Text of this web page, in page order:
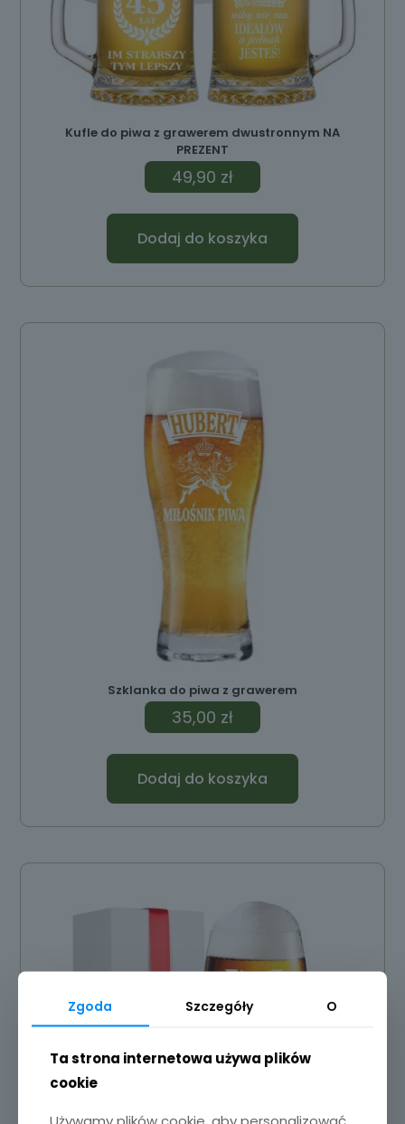
Kufle do piwa z grawerem dwustronnym NA
PREZENT
49,90 zł
Dodaj do koszyka
Szklanka do piwa z grawerem
35,00 zł
Dodaj do koszyka
Zgoda Szczegóły O
Ta strona internetowa używa plików
cookie